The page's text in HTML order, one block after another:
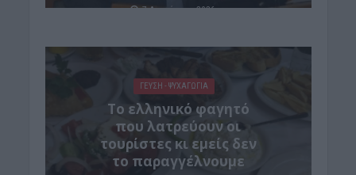
7 Αυγούστου 2026
ΓΕΎΣΗ - ΨΥΧΑΓΩΓΊΑ
Το ελληνικό φαγητό
που λατρεύουν οι
τουρίστες κι εμείς δεν
το παραγγέλνουμε